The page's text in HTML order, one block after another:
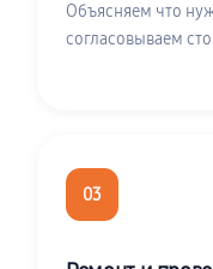
Объясняем что
согласовываем
03